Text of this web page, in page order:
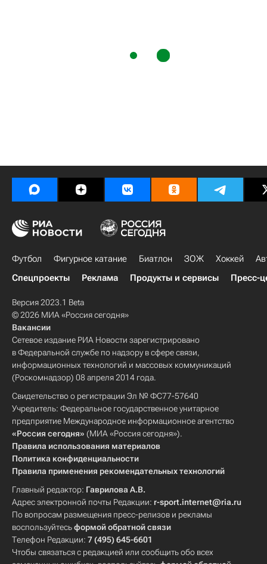
Футбол Фигурное катание Биатлон ЗОЖ Хоккей
Спецпроекты
Реклама Продукты и сервисы Пресс-
Версия 2023.1 Beta
© 2026 МИА «Россия сегодня»
Вакансии
Сетевое издание РИА Новости зарегистрировано
в Федеральной службе по надзору в сфере связи,
информационных технологий и массовых коммуникаций
(Роскомнадзор) 08 апреля 2014 года.
Свидетельство о регистрации Эл № ФС77-57640
Учредитель: Федеральное государственное унитарное
предприятие Международное информационное агентство
«Россия сегодня» (МИА «Россия сегодня»).
Правила использования материалов
Политика конфиденциальности
Правила применения рекомендательных технологий
Главный редактор: Гаврилова А.В.
Адрес электронной почты Редакции: r-sport.internet@ria.ru
По вопросам размещения пресс-релизов и рекламы
воспользуйтесьформой обратной связи
Телефон Редакции: 7 (495) 645-6601
Чтобы связаться с редакцией или сообщить обо всех